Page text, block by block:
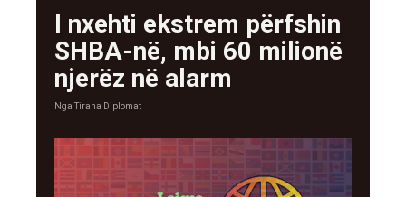
I nxehti ekstrem përfshin
SHBA-në, mbi 60 milionë
njerëz në alarm
NgaTirana Diplomat